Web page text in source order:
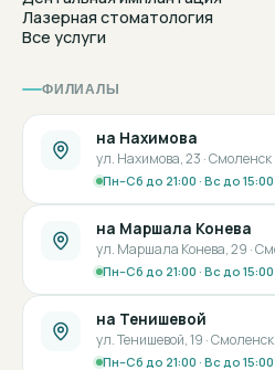
Лазерная стоматология
Все услуги
ФИЛИАЛЫ
на Нахимова
ул. Нахимова, 23 · Смоленск
Пн–Сб до 21:00 · Вс до 15:00
на Маршала Конева
ул. Маршала Конева, 29 ·
Пн–Сб до 21:00 · Вс до 15:00
на Тенишевой
ул. Тенишевой, 19 · Смоленск
Пн–Сб до 21:00 · Вс до 15:00